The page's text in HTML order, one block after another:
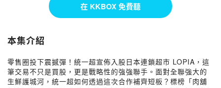
在 KKBOX 免費聽
本集介紹
零售圈投下震撼彈！統一超宣佈入股日本連鎖超市 LOPIA，這
筆交易不只是買股，更是戰略性的強強聯手。面對全聯強大的
生鮮護城河，統一超如何透過這次合作補齊短板？標榜「肉舖